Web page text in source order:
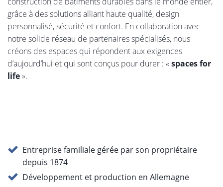
Lorsqu’il s’agit d’aménager des espaces de vie et de travail
modernes, la fiabilité est tout aussi importante que la
liberté de conception. heroal développe et fabrique en
Allemagne des solutions durables en aluminium pour
l’enveloppe du bâtiment, ainsi que pour les espaces
intérieurs et extérieurs. Entreprise familiale fondée en
notre solide réseau de partenaires spécialisés, nous
créons des espaces qui répondent aux exigences
d’aujourd’hui et qui sont conçus pour durer : «
life
».